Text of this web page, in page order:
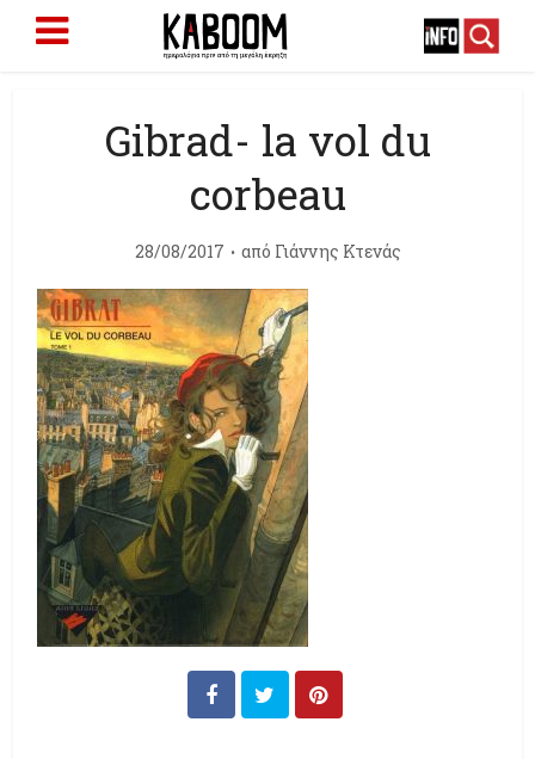
Gibrad- la vol du
corbeau
28/08/2017 από Γιάννης Κτενάς